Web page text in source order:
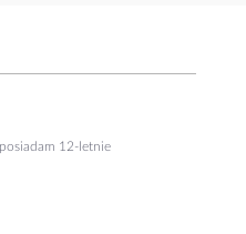
12-letnie